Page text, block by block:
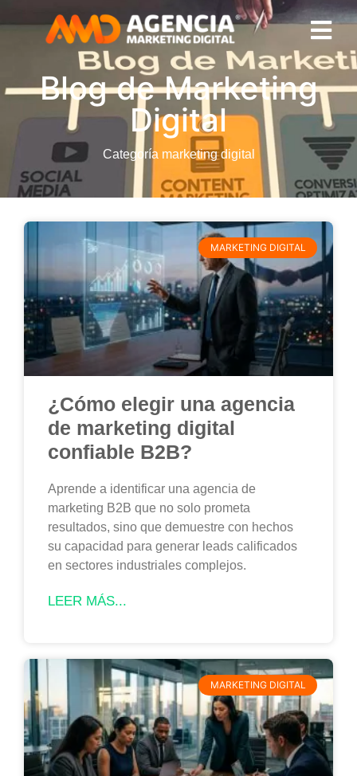
Blog de Marketing
Digital
Categoría marketing digital
MARKETING DIGITAL
¿Cómo elegir una agencia
de marketing digital
confiable B2B?
Aprende a identificar una agencia de
marketing B2B que no solo prometa
resultados, sino que demuestre con hechos
su capacidad para generar leads calificados
en sectores industriales complejos.
LEER MÁS...
MARKETING DIGITAL